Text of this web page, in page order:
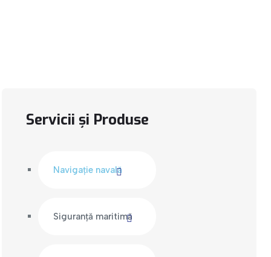
Servicii și Produse
Navigație navală
Siguranță maritimă